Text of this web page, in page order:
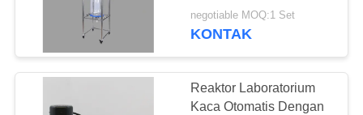
PERMINTAAN
PENAWARAN
Laboratorium Kimia
negotiable MOQ:1 Set
KONTAK
Reaktor Laboratorium
Kaca Otomatis Dengan